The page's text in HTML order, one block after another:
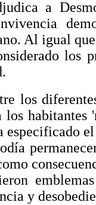
a
Al igual
los
los
los
especificado
y